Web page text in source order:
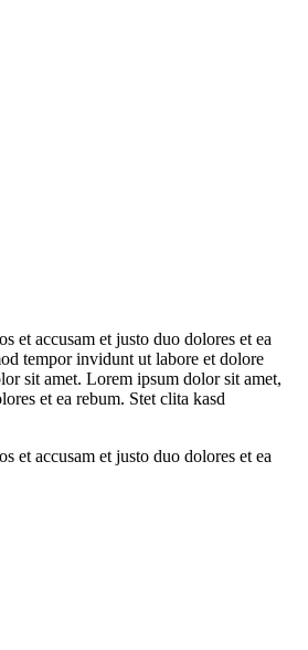
et accusam et justo duo dolores et ea
tempor invidunt ut labore et dolore
sit amet. Lorem ipsum dolor sit amet,
et ea rebum. Stet clita kasd
et accusam et justo duo dolores et ea